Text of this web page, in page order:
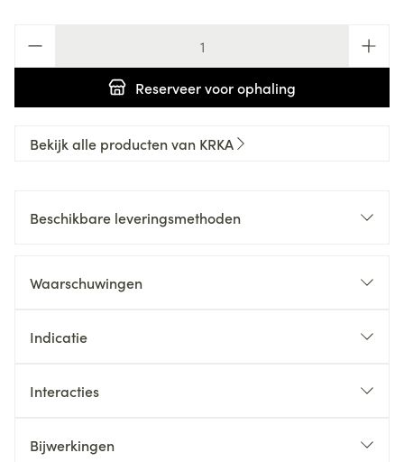
Reserveervoor ophaling
Bekijk alle producten van KRKA
Beschikbare leveringsmethoden
Waarschuwingen
Indicatie
Interacties
Bijwerkingen